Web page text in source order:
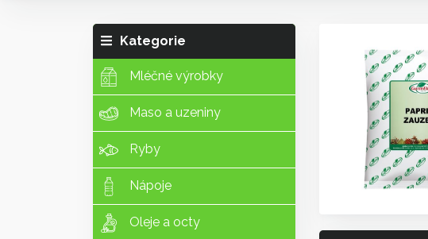
Kategorie
Mléčné výrobky
Maso a uzeniny
Ryby
Nápoje
Oleje a octy